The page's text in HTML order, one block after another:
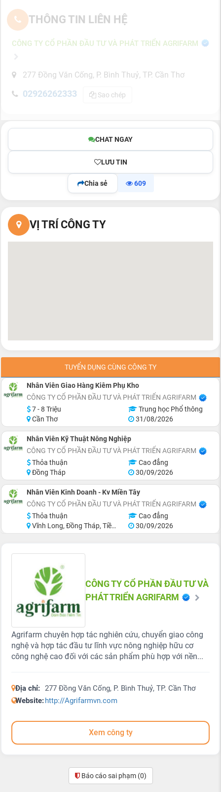
THÔNG TIN LIÊN HỆ
CÔNG TY CỔ PHẦN ĐẦU TƯ VÀ PHÁT TRIỂN AGRIFARM
277 Đồng Văn Cống, P. Bình Thuỷ, TP. Cần Thơ
02926262333 Sao chép
CHAT NGAY
LƯU TIN
Chia sẻ 609
VỊ TRÍ CÔNG TY
TUYỂN DỤNG CÙNG CÔNG TY
Nhân Viên Giao Hàng Kiêm Phụ Kho
CÔNG TY CỔ PHẦN ĐẦU TƯ VÀ PHÁT TRIỂN AGRIFARM
7 - 8 Triệu
Trung học Phổ thông
Cần Thơ
31/08/2026
Nhân Viên Kỹ Thuật Nông Nghiệp
CÔNG TY CỔ PHẦN ĐẦU TƯ VÀ PHÁT TRIỂN AGRIFARM
Thỏa thuận
Cao đẳng
Đồng Tháp
30/09/2026
Nhân Viên Kinh Doanh - Kv Miền Tây
CÔNG TY CỔ PHẦN ĐẦU TƯ VÀ PHÁT TRIỂN AGRIFARM
Thỏa thuận
Cao đẳng
Vĩnh Long, Đồng Tháp, Tiền Giang, Hậu Giang, Sóc Trăng, Bến Tre
30/09/2026
CÔNG TY CỔ PHẦN ĐẦU TƯ VÀ
PHÁT TRIỂN AGRIFARM
Agrifarm chuyên hợp tác nghiên cứu, chuyển giao công
nghệ và hợp tác đầu tư lĩnh vực nông nghiệp hữu cơ
công nghệ cao đối với các sản phẩm phù hợp với nền...
Địa chỉ: 277 Đồng Văn Cống, P. Bình Thuỷ, TP. Cần Thơ
Website:http://Agrifarmvn.com
Xem công ty
Báo cáo sai phạm (0)